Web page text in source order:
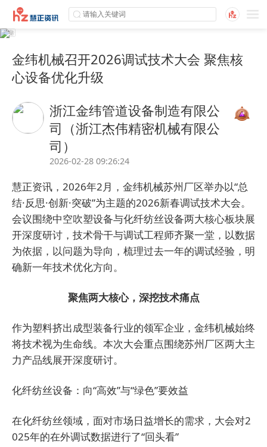
金纬机械召开2026调试技术大会 聚焦核
心设备优化升级
浙江金纬管道设备制造有限公
司（浙江杰伟精密机械有限公
司）
2026-02-28 09:26:24
慧正资讯，2026年2月， 金纬机械苏州厂区举办以“总
结·反思·创新·突破”为主题的2026新春调试技术大会。
会议围绕中空吹塑设备与化纤纺丝设备两大核心板块展
开深度研讨，技术骨干与调试工程师齐聚一堂，以数据
为依据，以问题为导向，梳理过去一年的调试经验，明
确新一年技术优化方向。
聚焦两大核心，深挖技术痛点
作为塑料挤出成型装备行业的领军企业，金纬机械始终
将技术视为生命线。本次大会重点围绕苏州厂区两大主
力产品线展开深度研讨。
化纤纺丝设备：向“高效”与“绿色”要效益
在化纤纺丝领域，面对市场日益增长的需求，大会对2
025年的在外调试数据进行了“回头看”